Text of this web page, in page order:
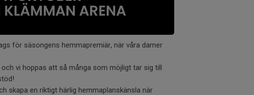
för säsongens hemmapremiär, när våra damer
och vi hoppas att så många som möjligt tar sig till
skapa en riktigt härlig hemmaplanskänsla när